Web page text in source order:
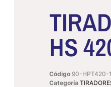
HS
Código 90-HPT420-
Categoría